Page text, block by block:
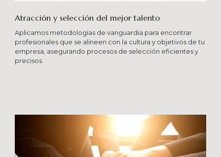
Atracción y selección del mejor talento
Aplicamos metodologías de vanguardia para encontrar
profesionales que se alineen con la cultura y objetivos de tu
empresa, asegurando procesos de selección eficientes y
precisos.